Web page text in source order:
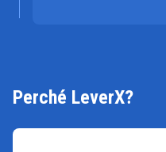
Perché LeverX?